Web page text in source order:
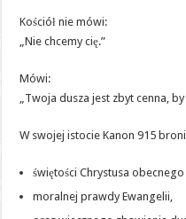
Kościół nie mówi:
„Nie chcemy cię.”
Mówi:
„Twoja dusza jest zbyt cenna,
W swojej istocie Kanon 915
świętości Chrystusa
moralnej prawdy Ewangelii,